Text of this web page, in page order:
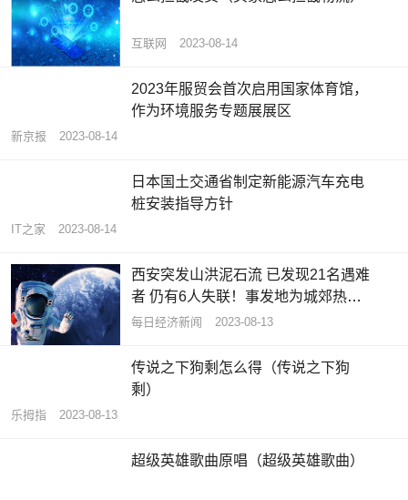
互联网 2023-08-14
2023年服贸会首次启用国家体育馆，
作为环境服务专题展展区
新京报 2023-08-14
日本国土交通省制定新能源汽车充电
桩安装指导方针
IT之家 2023-08-14
西安突发山洪泥石流 已发现21名遇难
者 仍有6人失联！事发地为城郊热门
休闲地…
每日经济新闻 2023-08-13
传说之下狗剩怎么得（传说之下狗
剩）
乐拇指 2023-08-13
超级英雄歌曲原唱（超级英雄歌曲）